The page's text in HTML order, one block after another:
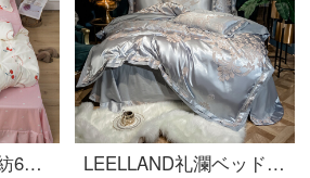
LEELLAND礼瀾家紡60本の綿綿綿の綿の綿の綿の綿の贈り物の子供の綿の寝具の4件のセットの純綿の学生のベッドの品物のセットの小さいさくらんぼの1.35/1.5メートルのベッドの4件のセット/200*230 cm布団のカバー
LEELLAND礼瀾ベッド用品セットの天糸の綿の模様が透けて見えるベッド用品4点セットのシーツ4点セットの時間-絹織物1.8-2.0メートルベッド/220*240 cm